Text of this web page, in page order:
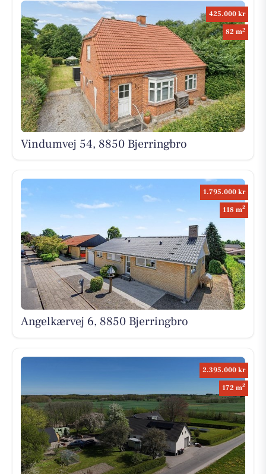
425.000 kr
82 m2
Vindumvej 54, 8850 Bjerringbro
1.795.000 kr
118 m2
Angelkærvej 6, 8850 Bjerringbro
2.395.000 kr
172 m2